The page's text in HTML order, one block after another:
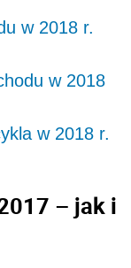
w 2018 r.
w 2018
w 2018 r.
– jak i